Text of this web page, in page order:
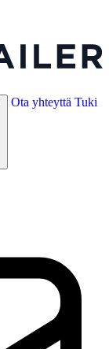
Ota yhteyttä Tuki